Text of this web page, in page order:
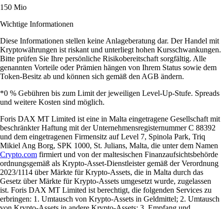
150 Mio
Wichtige Informationen
Diese Informationen stellen keine Anlageberatung dar. Der Handel mit
Kryptowährungen ist riskant und unterliegt hohen Kursschwankungen.
Bitte prüfen Sie Ihre persönliche Risikobereitschaft sorgfältig. Alle
genannten Vorteile oder Prämien hängen von Ihrem Status sowie dem
Token-Besitz ab und können sich gemäß den AGB ändern.
*0 % Gebühren bis zum Limit der jeweiligen Level-Up-Stufe. Spreads
und weitere Kosten sind möglich.
Foris DAX MT Limited ist eine in Malta eingetragene Gesellschaft mit
beschränkter Haftung mit der Unternehmensregisternummer C 88392
und dem eingetragenen Firmensitz auf Level 7, Spinola Park, Triq
Mikiel Ang Borg, SPK 1000, St. Julians, Malta, die unter dem Namen
Crypto.com firmiert und von der maltesischen Finanzaufsichtsbehörde
ordnungsgemäß als Krypto-Asset-Dienstleister gemäß der Verordnung
2023/1114 über Märkte für Krypto-Assets, die in Malta durch das
Gesetz über Märkte für Krypto-Assets umgesetzt wurde, zugelassen
ist. Foris DAX MT Limited ist berechtigt, die folgenden Services zu
erbringen: 1. Umtausch von Krypto-Assets in Geldmittel; 2. Umtausch